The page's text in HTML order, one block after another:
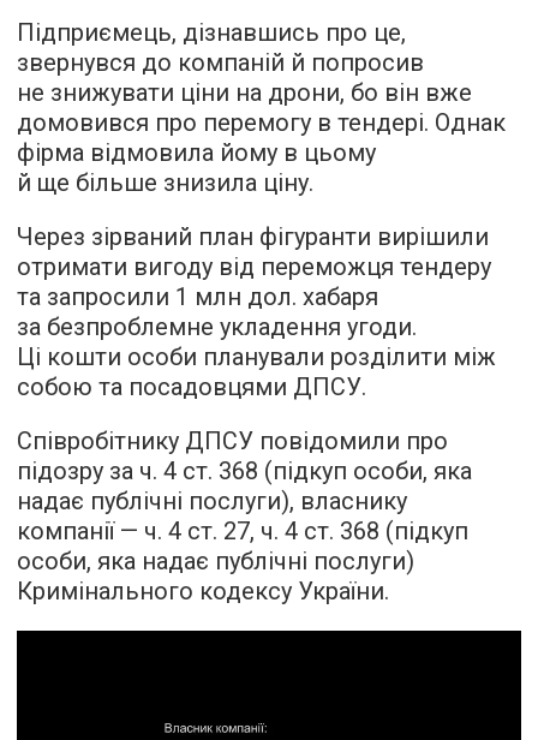
Підприємець, дізнавшись про це,
звернувся до компаній й попросив
не знижувати ціни на дрони, бо він вже
домовився про перемогу в тендері. Однак
фірма відмовила йому в цьому
й ще більше знизила ціну.
Через зірваний план фігуранти вирішили
отримати вигоду від переможця тендеру
та запросили 1 млн дол. хабаря
за безпроблемне укладення угоди.
Ці кошти особи планували розділити між
собою та посадовцями ДПСУ.
Співробітнику ДПСУ повідомили про
підозру за ч. 4 ст. 368 (підкуп особи, яка
надає публічні послуги), власнику
компанії — ч. 4 ст. 27, ч. 4 ст. 368 (підкуп
особи, яка надає публічні послуги)
Кримінального кодексу України.